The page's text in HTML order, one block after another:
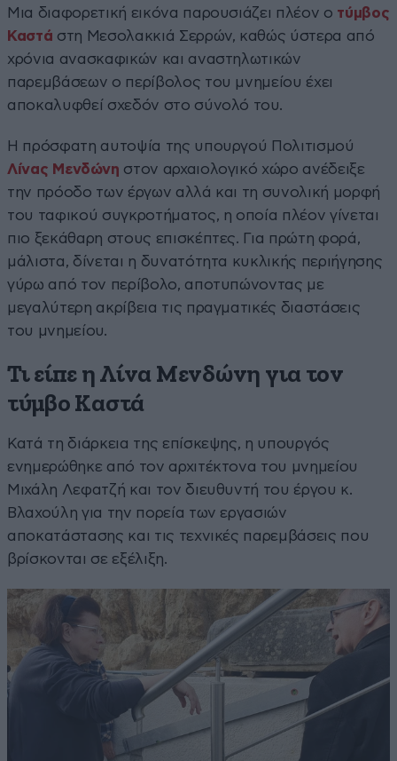
Μια διαφορετική εικόνα παρουσιάζει πλέον ο τύμβος
Καστά στη Μεσολακκιά Σερρών, καθώς ύστερα από
χρόνια ανασκαφικών και αναστηλωτικών
παρεμβάσεων ο περίβολος του μνημείου έχει
αποκαλυφθεί σχεδόν στο σύνολό του.
Η πρόσφατη αυτοψία της υπουργού Πολιτισμού
Λίνας Μενδώνη στον αρχαιολογικό χώρο ανέδειξε
την πρόοδο των έργων αλλά και τη συνολική μορφή
του ταφικού συγκροτήματος, η οποία πλέον γίνεται
πιο ξεκάθαρη στους επισκέπτες. Για πρώτη φορά,
μάλιστα, δίνεται η δυνατότητα κυκλικής περιήγησης
γύρω από τον περίβολο, αποτυπώνοντας με
μεγαλύτερη ακρίβεια τις πραγματικές διαστάσεις
του μνημείου.
Τι είπε η Λίνα Μενδώνη για τον
τύμβο Καστά
Κατά τη διάρκεια της επίσκεψης, η υπουργός
ενημερώθηκε από τον αρχιτέκτονα του μνημείου
Μιχάλη Λεφατζή και τον διευθυντή του έργου κ.
Βλαχούλη για την πορεία των εργασιών
αποκατάστασης και τις τεχνικές παρεμβάσεις που
βρίσκονται σε εξέλιξη.